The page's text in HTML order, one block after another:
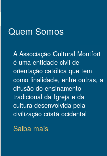
Quem Somos
A Associação Cultural Montfort
é uma entidade civil de
orientação católica que tem
como finalidade, entre outras, a
difusão do ensinamento
tradicional da Igreja e da
cultura desenvolvida pela
civilização cristã ocidental
Saiba mais